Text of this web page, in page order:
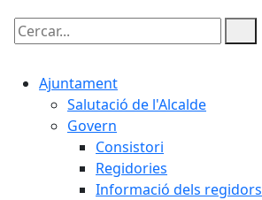
Cercar:
Ajuntament
Salutació de l'Alcalde
Govern
Consistori
Regidories
Informació dels regidors